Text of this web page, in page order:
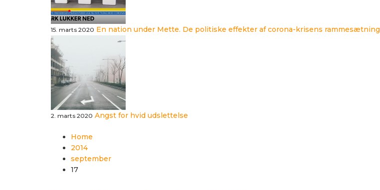
15. marts 2020 En nation under Mette. De politiske effekter af corona-krisens rammesætning
2. marts 2020 Angst for hvid udslettelse
Home
2014
september
17